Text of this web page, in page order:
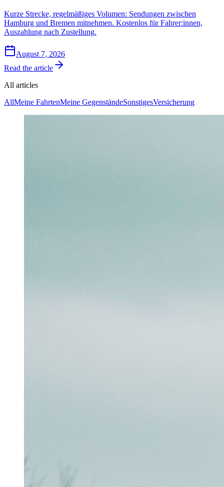
Kurze Strecke, regelmäßiges Volumen: Sendungen zwischen
Hamburg und Bremen mitnehmen. Kostenlos für Fahrer:innen,
Auszahlung nach Zustellung.
August 7, 2026
Read the article
All articles
AllMeine FahrtenMeine GegenständeSonstigesVersicherung